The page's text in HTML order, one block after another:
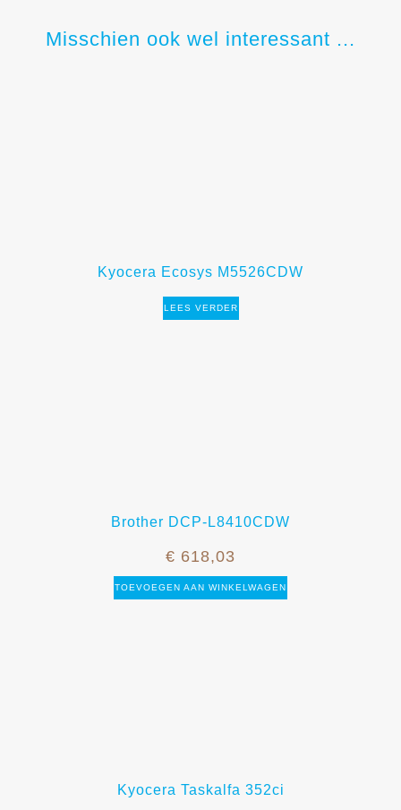
Misschien ook wel interessant ...
Kyocera Ecosys M5526CDW
LEES VERDER
Brother DCP-L8410CDW
€ 618,03
TOEVOEGEN AAN WINKELWAGEN
Kyocera Taskalfa 352ci